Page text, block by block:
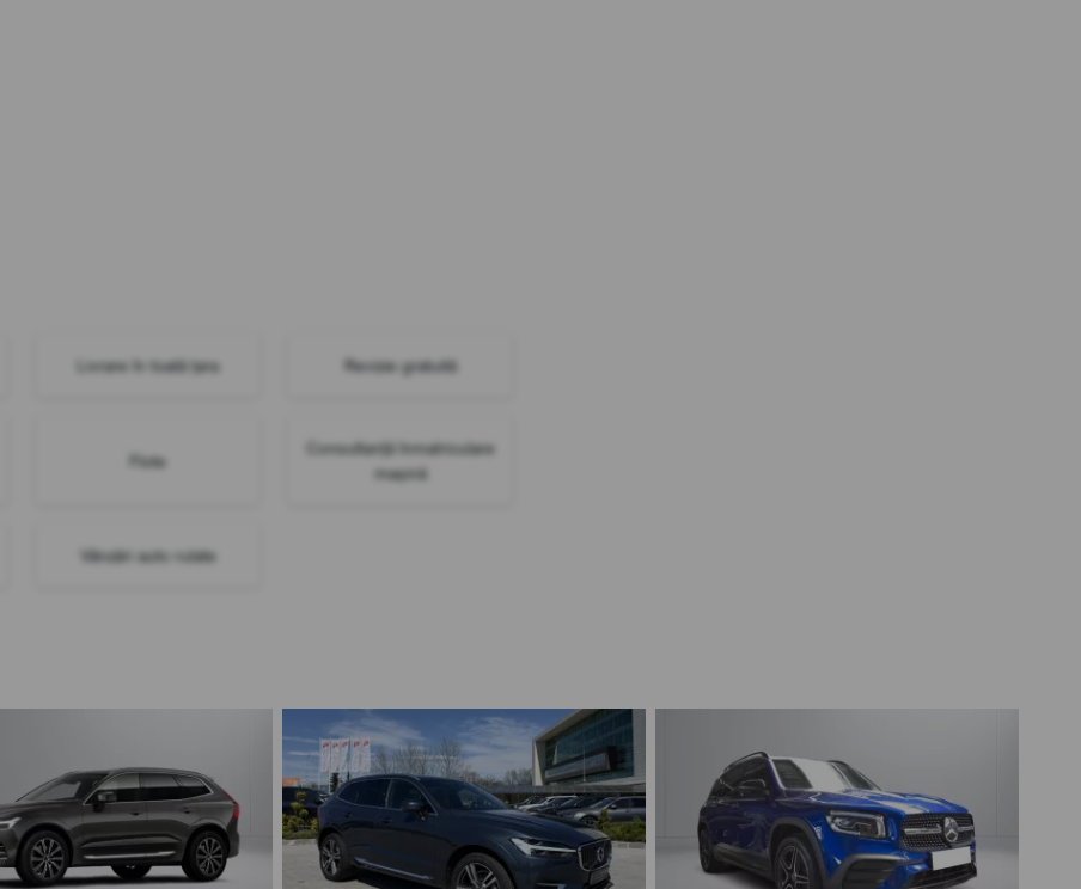
Livrare în toată țara Revizie gratuită
Flote
Consultanță înmatriculare
mașină
Vânzări auto rulate